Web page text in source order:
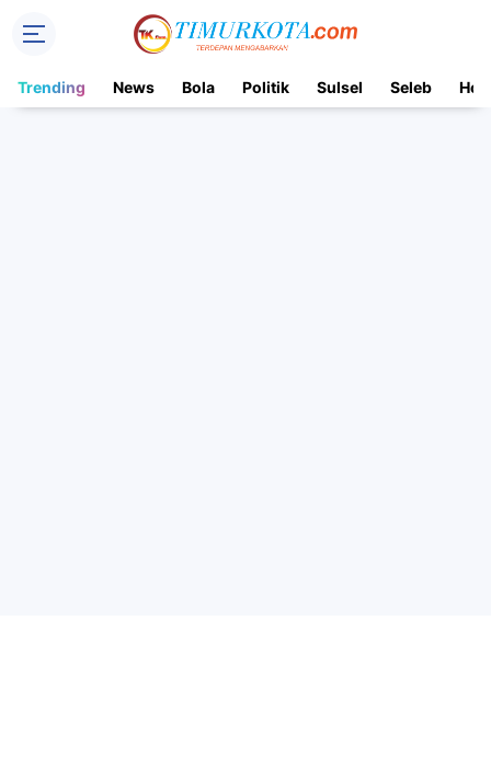
Trending News Bola Politik Sulsel Seleb Hot